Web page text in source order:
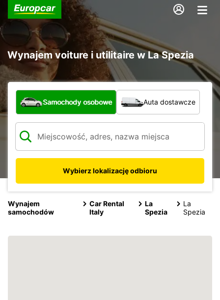
Wynajem voiture i utilitaire w La Spezia
Jaki typ pojazdu?
Samochody osobowe Auta dostawcze
Wybierz lokalizację odbioru
Wynajem
samochodów
Car Rental
Italy
La
Spezia
La
Spezia